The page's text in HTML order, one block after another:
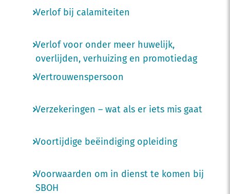
Verlof bij calamiteiten
Verlof voor onder meer huwelijk,
overlijden, verhuizing en promotiedag
Vertrouwenspersoon
Verzekeringen – wat als er iets mis gaat
Voortijdige beëindiging opleiding
Voorwaarden om in dienst te komen bij
SBOH